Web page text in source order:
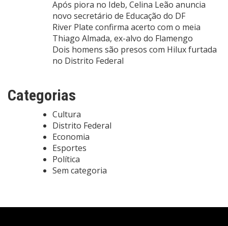
Após piora no Ideb, Celina Leão anuncia
novo secretário de Educação do DF
River Plate confirma acerto com o meia
Thiago Almada, ex-alvo do Flamengo
Dois homens são presos com Hilux furtada
no Distrito Federal
Categorias
Cultura
Distrito Federal
Economia
Esportes
Política
Sem categoria